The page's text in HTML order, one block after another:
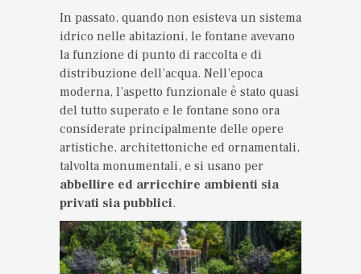
In passato, quando non esisteva un sistema
idrico nelle abitazioni, le fontane avevano
la funzione di punto di raccolta e di
distribuzione dell’acqua. Nell’epoca
moderna, l’aspetto funzionale è stato quasi
del tutto superato e le fontane sono ora
considerate principalmente delle opere
artistiche, architettoniche ed ornamentali,
talvolta monumentali, e si usano per
abbellire ed arricchire ambienti sia
privati sia pubblici.